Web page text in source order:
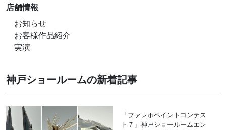
店舗情報
お知らせ
お客様作品紹介
実演
神戸ショールームの新着記事
「ファレホペイントコンテス
ト７」神戸ショールームエン